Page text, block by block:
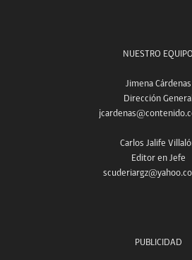
NUESTRO EQUIPO
Jimena Cárdenas
Dirección General
Carlos Jalife
Editor en Jefe
PUBLICIDAD